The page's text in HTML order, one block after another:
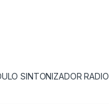
SINTONIZADOR RADIO